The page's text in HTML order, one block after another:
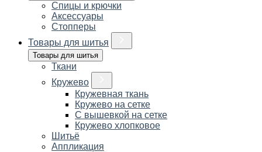
Спицы и крючки
Аксессуары
Стопперы
Товары для шитья
Товары для шитья
Ткани
Кружево
Кружевная ткань
Кружево на сетке
С вышевкой на сетке
Кружево хлопковое
Шитьё
Аппликация